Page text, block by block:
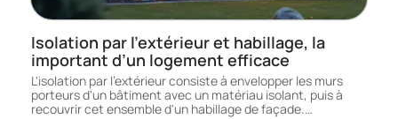
Isolation par l’extérieur et habillage, la
important d’un logement efficace
L'isolation par l'extérieur consiste à envelopper les murs
porteurs d'un bâtiment avec un matériau isolant, puis à
recouvrir cet ensemble d'un habillage de façade.…